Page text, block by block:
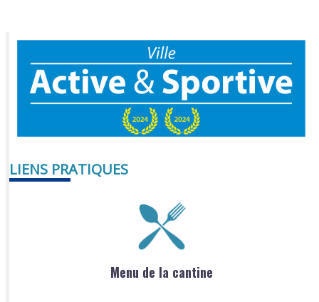
LIENS PRATIQUES
Menu de la cantine